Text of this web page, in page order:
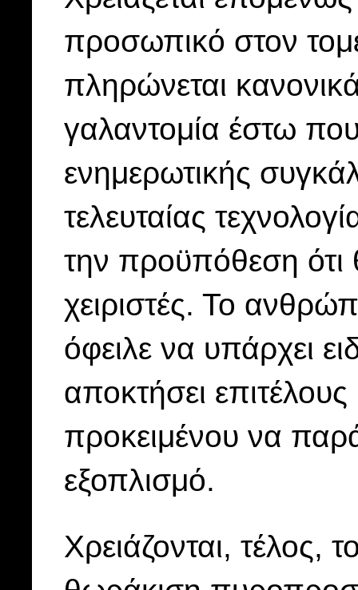
προσωπικό στον
πληρώνεται
γαλαντομία έστω που
ενημερωτικής
τελευταίας
την προϋπόθεση ότι
χειριστές. Το
όφειλε να υπάρχει
αποκτήσει
προκειμένου να
εξοπλισμό.
Χρειάζονται, τέλος,